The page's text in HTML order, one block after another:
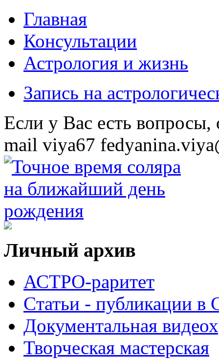
Главная
Консультации
Астрология и жизнь
Запись на
Eсли у Вас есть
mail viya67
Личный архив
АСТРО-раритет
Cтатьи - публикации
Документальная
Творческая мастерская